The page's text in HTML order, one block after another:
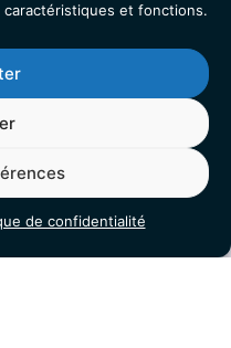
et fonctions.
de confidentialité
ARC EN CIEL, RDC,